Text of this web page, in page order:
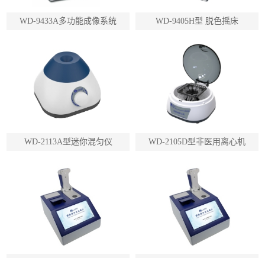
WD-9433A多功能成像系统 WD-9405H型 脱色摇床
WD-2113A型迷你混匀仪 WD-2105D型非医用离心机